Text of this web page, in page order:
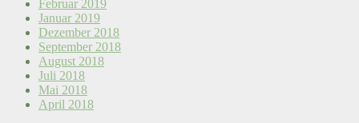
Februar 2019
Januar 2019
Dezember 2018
September 2018
August 2018
Juli 2018
Mai 2018
April 2018